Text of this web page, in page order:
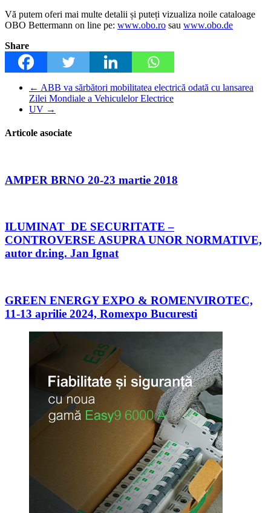
Vă putem oferi mai multe detalii și puteți vizualiza noile cataloage
OBO Bettermann on line pe: www.obo.ro sau www.obo.de
Share
← ABB va sărbători mobilitatea electrică odată cu lansarea
Zilei Mondiale a Vehiculelor Electrice
UV →
Articole asociate
AMPER BRNO 20-23 martie 2018
ILUMINAT DE SECURITATE –
CONTROVERSE ASUPRA UNOR NORMATIVE,
autor dr.ing. Jan Ignat
GREEN ENERGY EXPO & ROMENVIROTEC,
11-13 aprilie 2024, Romexpo Bucuresti